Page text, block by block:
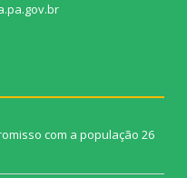
com a população 26